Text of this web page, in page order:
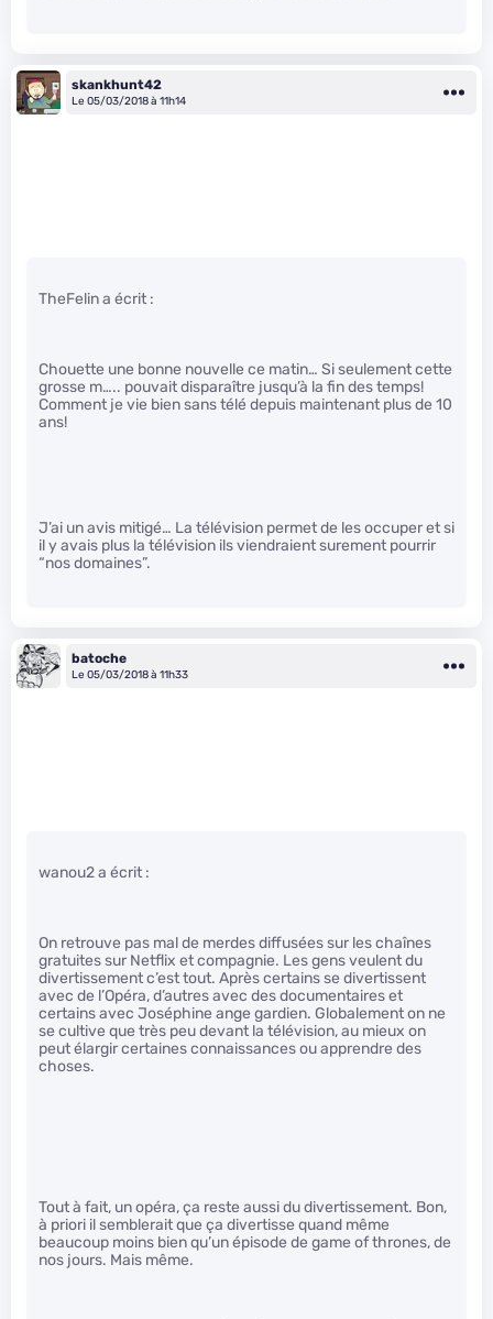
skankhunt42
Le 05/03/2018 à 11h14
TheFelin a écrit :
Chouette une bonne nouvelle ce matin… Si seulement cette
grosse m….. pouvait disparaître jusqu’à la fin des temps!
Comment je vie bien sans télé depuis maintenant plus de 10
ans!
J’ai un avis mitigé… La télévision permet de les occuper et si
il y avais plus la télévision ils viendraient surement pourrir
“nos domaines”.
batoche
Le 05/03/2018 à 11h33
wanou2 a écrit :
On retrouve pas mal de merdes diffusées sur les chaînes
gratuites sur Netflix et compagnie. Les gens veulent du
divertissement c’est tout. Après certains se divertissent
avec de l’Opéra, d’autres avec des documentaires et
certains avec Joséphine ange gardien. Globalement on ne
se cultive que très peu devant la télévision, au mieux on
peut élargir certaines connaissances ou apprendre des
choses.
Tout à fait, un opéra, ça reste aussi du divertissement. Bon,
à priori il semblerait que ça divertisse quand même
beaucoup moins bien qu’un épisode de game of thrones, de
nos jours. Mais même.